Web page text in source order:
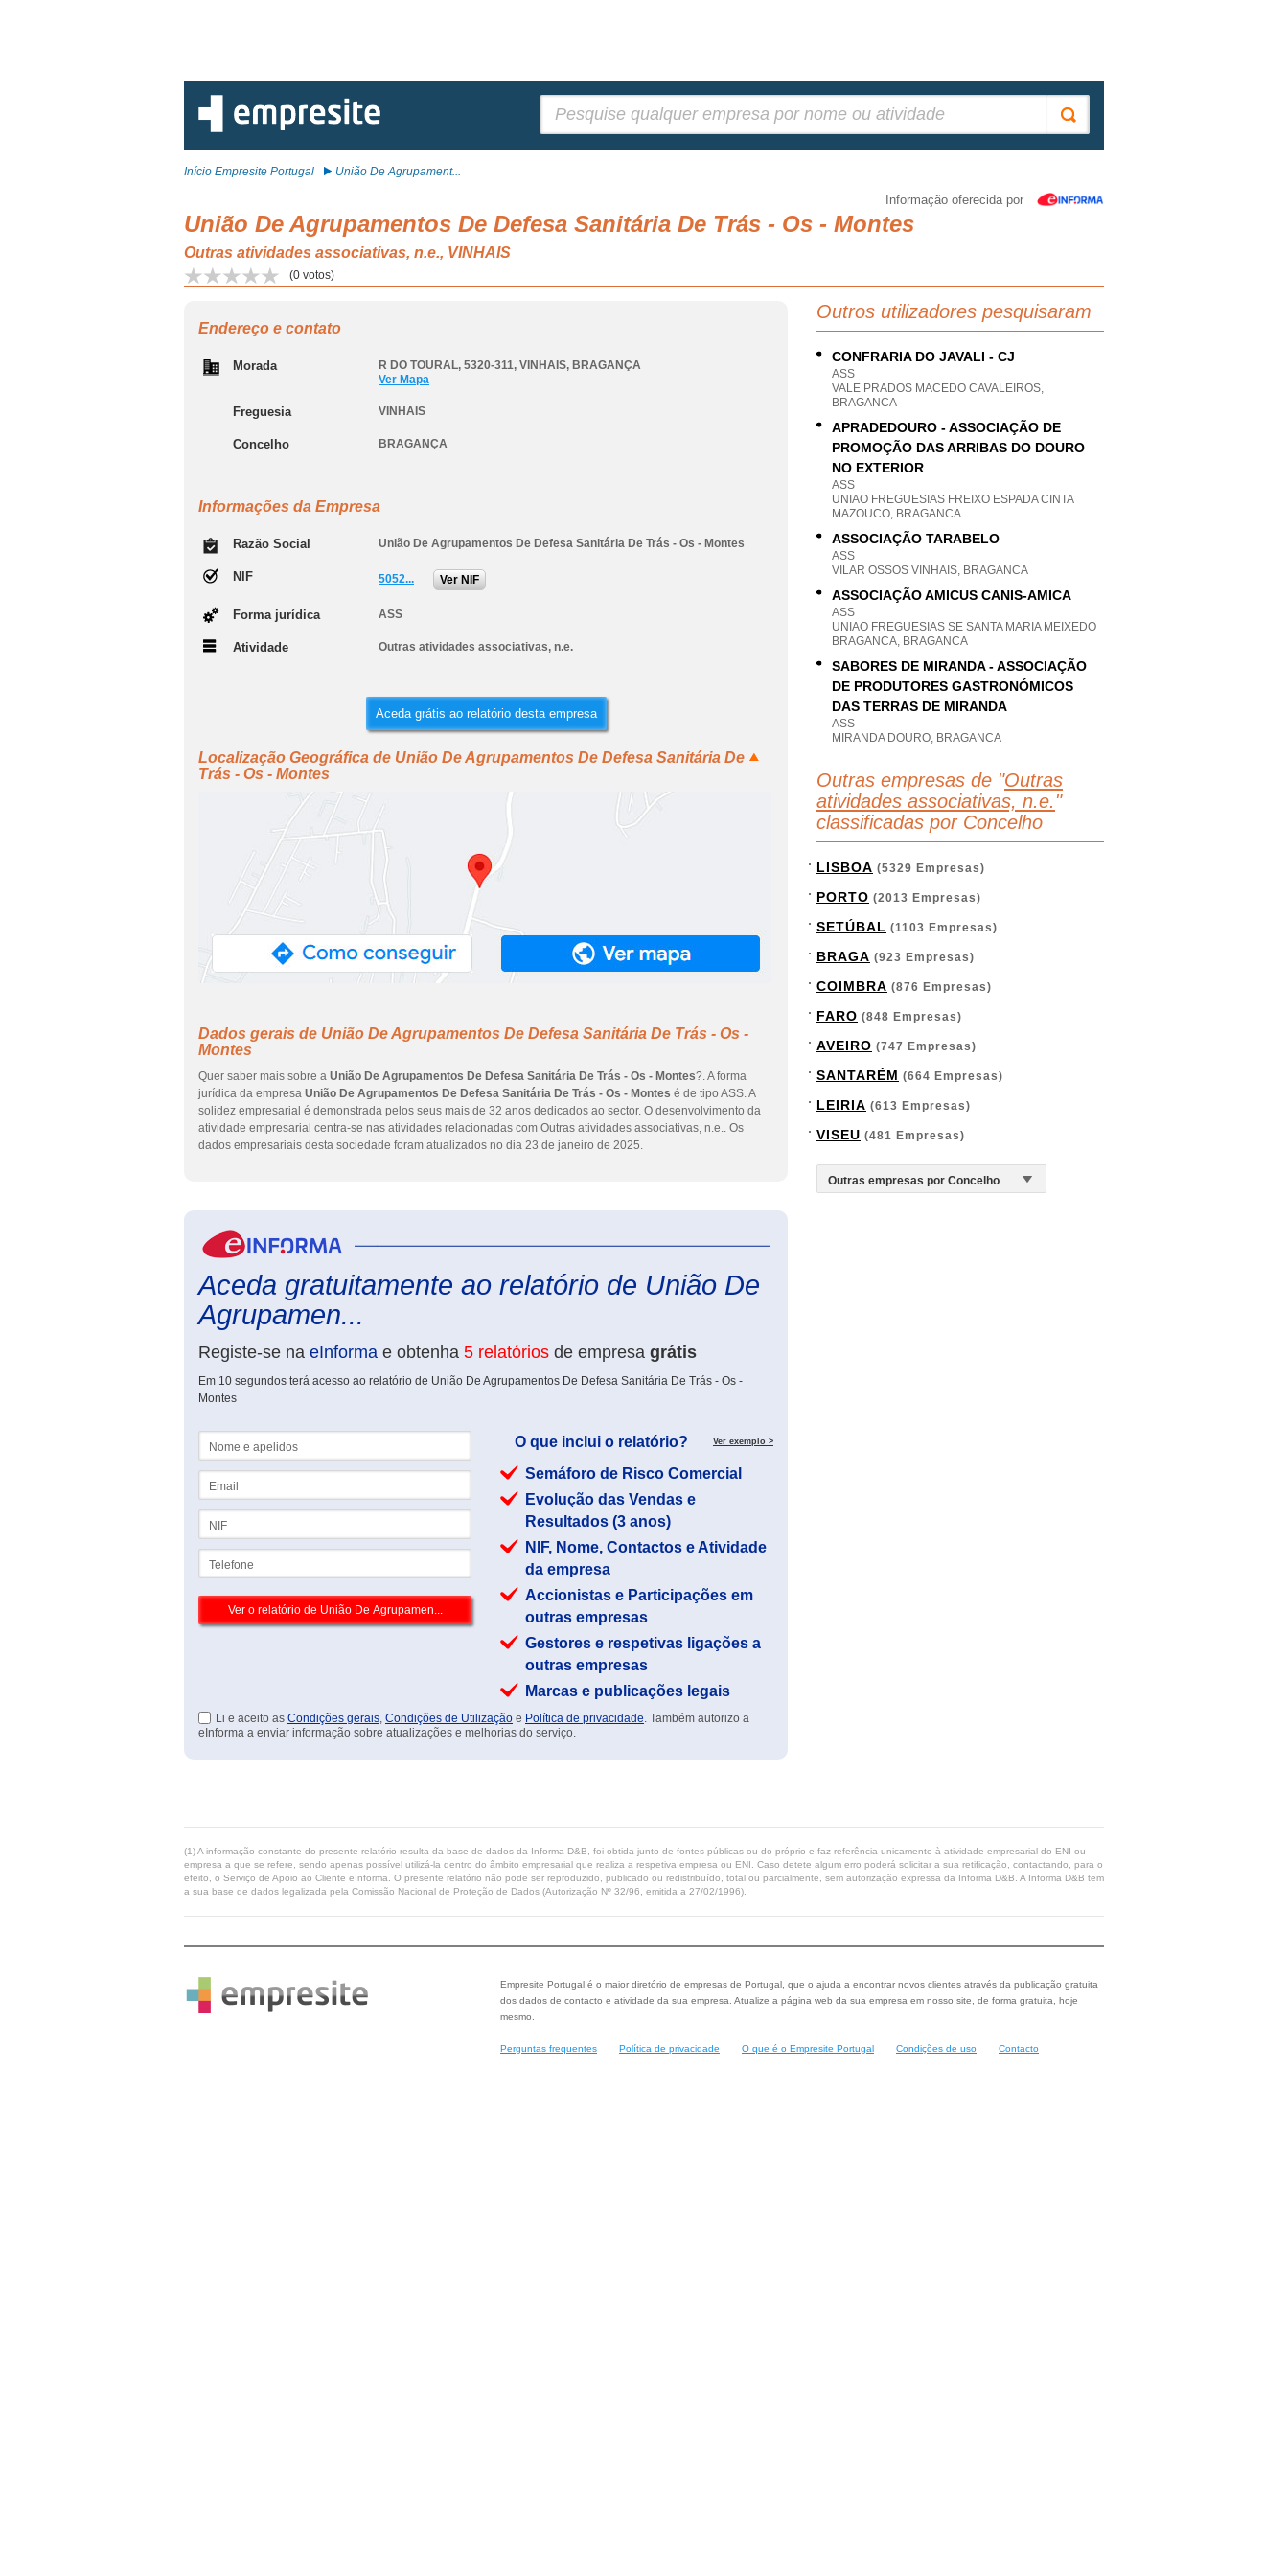
Início Empresite Portugal União De Agrupament...
Informação oferecida por
União De Agrupamentos De Defesa Sanitária De Trás - Os - Montes
Outras atividades associativas, n.e., VINHAIS
(0 votos)
Endereço e contato
Morada R DO TOURAL, 5320-311, VINHAIS, BRAGANÇA
Ver Mapa
Freguesia VINHAIS
Concelho BRAGANÇA
Informações da Empresa
Razão Social União De Agrupamentos De Defesa Sanitária De Trás - Os - Montes
NIF 5052... Ver NIF
Forma jurídica ASS
Atividade Outras atividades associativas, n.e.
Aceda grátis ao relatório desta empresa
Localização Geográfica de União De Agrupamentos De Defesa Sanitária De
Trás - Os - Montes
Dados gerais de União De Agrupamentos De Defesa Sanitária De Trás - Os -
Montes
Quer saber mais sobre a União De Agrupamentos De Defesa Sanitária De Trás - Os - Montes?. A forma
jurídica da empresa União De Agrupamentos De Defesa Sanitária De Trás - Os - Montes é de tipo ASS. A
solidez empresarial é demonstrada pelos seus mais de 32 anos dedicados ao sector. O desenvolvimento da
atividade empresarial centra-se nas atividades relacionadas com Outras atividades associativas, n.e.. Os
dados empresariais desta sociedade foram atualizados no dia 23 de janeiro de 2025.
Aceda gratuitamente ao relatório de União De
Agrupamen...
Registe-se na eInforma e obtenha 5 relatórios de empresa grátis
Em 10 segundos terá acesso ao relatório de União De Agrupamentos De Defesa Sanitária De Trás - Os -
Montes
O que inclui o relatório? Ver exemplo >
Semáforo de Risco Comercial
Evolução das Vendas e
Resultados (3 anos)
NIF, Nome, Contactos e Atividade
da empresa
Accionistas e Participações em
outras empresas
Gestores e respetivas ligações a
outras empresas
Marcas e publicações legais
Li e aceito as Condições gerais, Condições de Utilização e Política de privacidade. Também autorizo a
eInforma a enviar informação sobre atualizações e melhorias do serviço.
Outros utilizadores pesquisaram
CONFRARIA DO JAVALI - CJ
ASS
VALE PRADOS MACEDO CAVALEIROS,
BRAGANCA
APRADEDOURO - ASSOCIAÇÃO DE
PROMOÇÃO DAS ARRIBAS DO DOURO
NO EXTERIOR
ASS
UNIAO FREGUESIAS FREIXO ESPADA CINTA
MAZOUCO, BRAGANCA
ASSOCIAÇÃO TARABELO
ASS
VILAR OSSOS VINHAIS, BRAGANCA
ASSOCIAÇÃO AMICUS CANIS-AMICA
ASS
UNIAO FREGUESIAS SE SANTA MARIA MEIXEDO
BRAGANCA, BRAGANCA
SABORES DE MIRANDA - ASSOCIAÇÃO
DE PRODUTORES GASTRONÓMICOS
DAS TERRAS DE MIRANDA
ASS
MIRANDA DOURO, BRAGANCA
Outras empresas de "Outras
atividades associativas, n.e. "
classificadas por Concelho
LISBOA (5329 Empresas)
PORTO (2013 Empresas)
SETÚBAL (1103 Empresas)
BRAGA (923 Empresas)
COIMBRA (876 Empresas)
FARO (848 Empresas)
AVEIRO (747 Empresas)
SANTARÉM (664 Empresas)
LEIRIA (613 Empresas)
VISEU (481 Empresas)
(1) A informação constante do presente relatório resulta da base de dados da Informa D&B, foi obtida junto de fontes públicas ou do próprio e faz referência unicamente à atividade empresarial do ENI ou
empresa a que se refere, sendo apenas possível utilizá-la dentro do âmbito empresarial que realiza a respetiva empresa ou ENI. Caso detete algum erro poderá solicitar a sua retificação, contactando, para o
efeito, o Serviço de Apoio ao Cliente eInforma. O presente relatório não pode ser reproduzido, publicado ou redistribuído, total ou parcialmente, sem autorização expressa da Informa D&B. A Informa D&B tem
a sua base de dados legalizada pela Comissão Nacional de Proteção de Dados (Autorização Nº 32/96, emitida a 27/02/1996).
Empresite Portugal é o maior diretório de empresas de Portugal, que o ajuda a encontrar novos clientes através da publicação gratuita
dos dados de contacto e atividade da sua empresa. Atualize a página web da sua empresa em nosso site, de forma gratuita, hoje
mesmo.
Perguntas frequentes Política de privacidade O que é o Empresite Portugal Condições de uso Contacto